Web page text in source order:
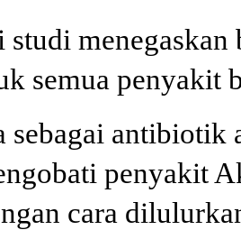
studi
semua penyakit
sebagai antibiotik
penyakit
cara